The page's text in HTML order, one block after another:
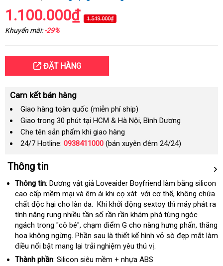
1.100.000₫ 1.549.000₫
Khuyến mãi:-29%
ĐẶT HÀNG
Cam kết bán hàng
Giao hàng toàn quốc (miễn phí ship)
Giao trong 30 phút tại HCM & Hà Nội, Bình Dương
Che tên sản phẩm khi giao hàng
24/7 Hotline: 0938411000 (bán xuyên đêm 24/24)
Thông tin
Thông tin: Dương vật giả Loveaider Boyfriend làm bằng silicon
cao cấp mềm mại và êm ái khi cọ xát shopee
với cơ thểdịch
vụ
, không chứa
chất độc hại cho làn da. an
toàn
Khi khởi động sextoy thì máy phát ra
tính năng rung nhiều tần số rần rần khám phá từng ngóc
ngách trong "cô bé"showroom
, chạm điểm G cho nàng hưng phấn, thăng
hoa không ngừngamazon
. Phần sau là thiết kế hình vỏ sò đẹp mắt làm
điều nổi bật mang lại trải nghiệm yêu thú vị.
Thành phần: Silicon siêu mềm + nhựa ABS